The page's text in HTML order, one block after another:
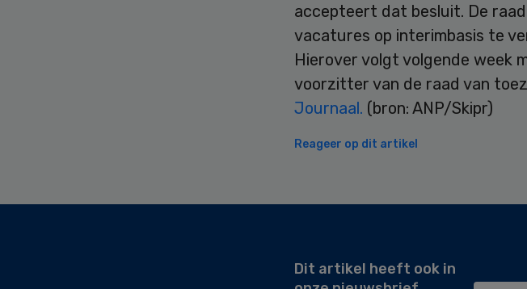
accepteert dat besluit. De
vacatures op interimbasis te
Hierover volgt volgende week
voorzitter van de raad van
Journaal. (bron: ANP/Skipr)
Reageer op dit artikel
Secondary
Dit artikel heeft ook in